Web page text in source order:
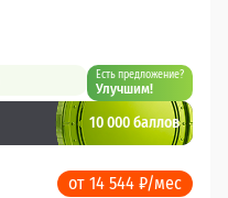
Есть предложение?
Улучшим!
10 000 баллов
от 14 544 ₽/мес